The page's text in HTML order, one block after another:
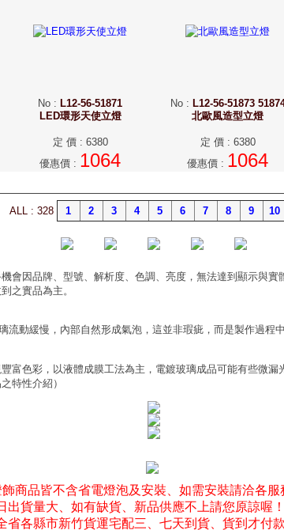
No : L12-56-51871
LED環形天使立燈
定 價: 6380
優惠價 : 1064
No: L12-56-51873
北歐風造型立燈
定 價: 6380
優惠價 : 1064
ALL : 328 1 2 3 4 5 6 7 8 9 10
會因品牌、型號、解析度、色調、亮度，無法達到顯示與實
之實品為主。
流動緩慢，內部自然形成氣泡，這並非瑕疵，而是製作過程
富色彩，以液體成膜工法為主，電鍍玻璃成品可能有些微
特性介紹）
飾商品皆不含省電燈泡及安裝、如需安裝請洽各服
出貨量大、如有缺貨、新品供應不上請您原諒喔
省各縣市新竹貨運宅配三、七天到貨、貨到才付